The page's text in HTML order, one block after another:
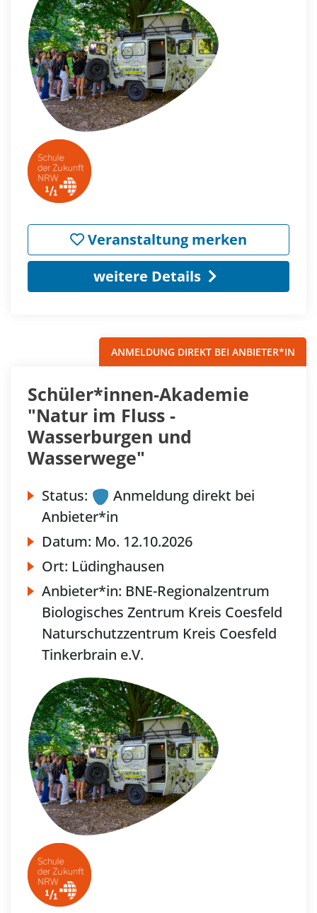
Veranstaltung merken
weitere Details
ANMELDUNG DIREKT BEI ANBIETER*IN
Schüler*innen-Akademie
"Natur im Fluss -
Wasserburgen und
Wasserwege"
Status:
Anmeldung direkt bei
Anbieter*in
Datum: Mo. 12.10.2026
Ort: Lüdinghausen
Anbieter*in: BNE-Regionalzentrum
Biologisches Zentrum Kreis Coesfeld
Naturschutzzentrum Kreis Coesfeld
Tinkerbrain e.V.